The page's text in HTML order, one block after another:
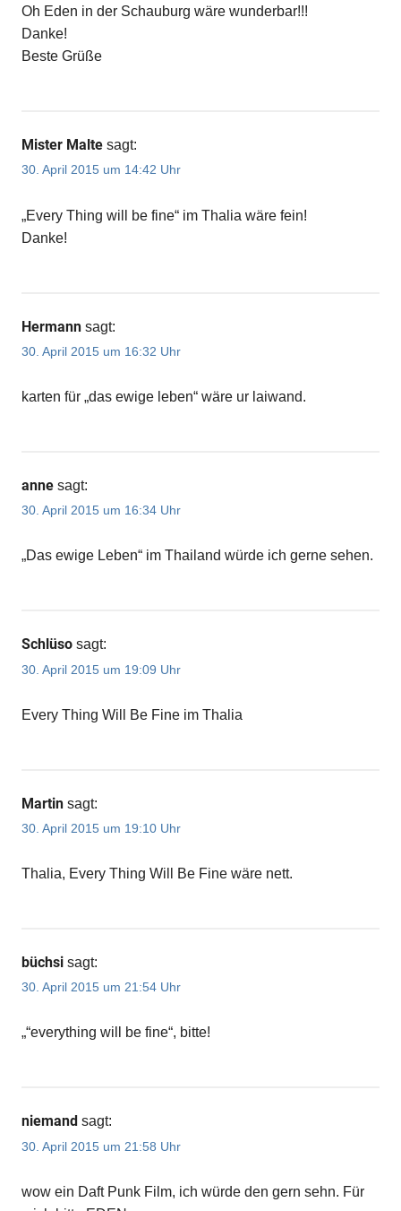
Oh Eden in der Schauburg wäre wunderbar!!!
Danke!
Beste Grüße
Mister Malte sagt:
30. April 2015 um 14:42 Uhr
„Every Thing will be fine“ im Thalia wäre fein!
Danke!
Hermann sagt:
30. April 2015 um 16:32 Uhr
karten für „das ewige leben“ wäre ur laiwand.
anne sagt:
30. April 2015 um 16:34 Uhr
„Das ewige Leben“ im Thailand würde ich gerne sehen.
Schlüso sagt:
30. April 2015 um 19:09 Uhr
Every Thing Will Be Fine im Thalia
Martin sagt:
30. April 2015 um 19:10 Uhr
Thalia, Every Thing Will Be Fine wäre nett.
büchsi sagt:
30. April 2015 um 21:54 Uhr
„“everything will be fine“, bitte!
niemand sagt:
30. April 2015 um 21:58 Uhr
wow ein Daft Punk Film, ich würde den gern sehn. Für